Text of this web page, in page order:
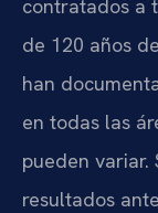
contratados a
de 120 años
han
en todas las
pueden variar.
resultados